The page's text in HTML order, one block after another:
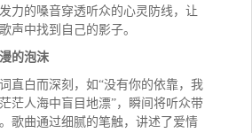
力的嗓音穿透听众的心灵防线，让
声中找到自己的影子。
的泡沫
直白而深刻，如“没有你的依靠，我
茫人海中盲目地漂”，瞬间将听众带
歌曲通过细腻的笔触，讲述了爱情